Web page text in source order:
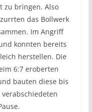
zu bringen. Also
das Bollwerk
Im Angriff
konnten bereits
herstellen. Die
6:7 eroberten
bauten diese bis